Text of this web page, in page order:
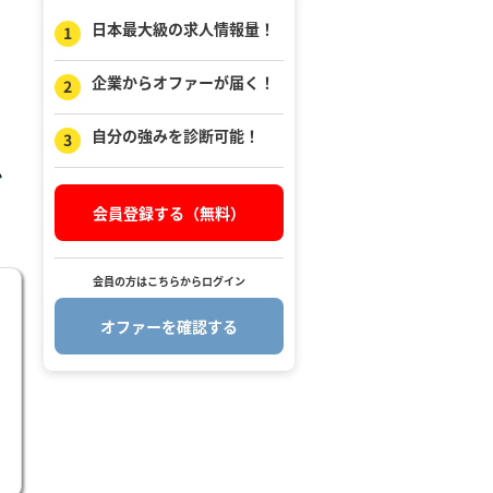
日本最大級の求人情報量！
企業からオファーが届く！
自分の強みを診断可能！
会員登録する（無料）
会員の方はこちらからログイン
オファーを確認する